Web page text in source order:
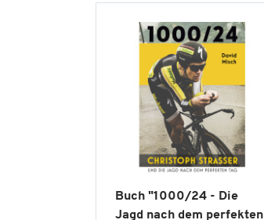
Buch "1000/24 - Die
Jagd nach dem perfekten